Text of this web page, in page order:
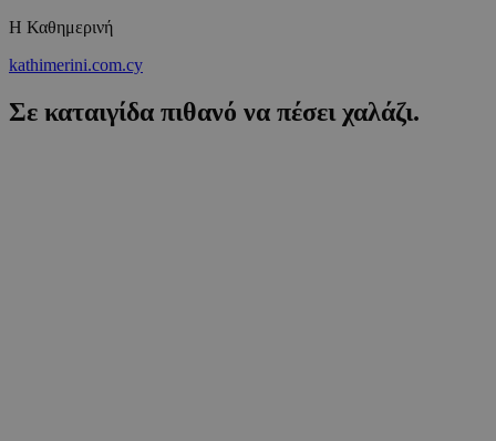
Η Καθημερινή
kathimerini.com.cy
Σε καταιγίδα πιθανό να πέσει χαλάζι.